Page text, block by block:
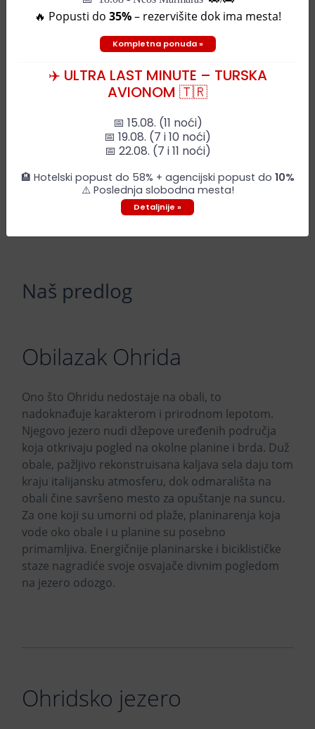
Leaflet| ©
Naš predlog
Obilazak Ohrida
Ono što Ohridu nedostaje na obali, to
nadoknađuje karakterom i prirodnom lepotom.
Njegovo jezero nudi džepove uređenih područja
koja otkrivaju pogled na okolne planine i brda. Duž
obale, pažljivo rekonstruisana kaljava sela daju tom
kraju italijansku atmosferu, dok odmarališta na
obali čine savršeno mesto za opuštanje na suncu.
Za one koji su umorni od plaže, planinarenja koja
vode oko obale i u planine su posebno
primamljiva. Energičnije planinarske i biciklističke
staze nagradiće svoje osvajače divnim pogledom
na jezero odozgo.
Ohridsko jezero
🔥 Popusti do 35%– rezervišite dok ima mesta!
Kompletna ponuda »
✈️ ULTRA LAST MINUTE – TURSKA
AVIONOM 🇹🇷
📅 15.08. (11 noći)
📅 19.08. (7 i 10 noći)
📅 22.08. (7 i 11 noći)
🏨 Hotelski popust do 58% + agencijski popust do 10%
⚠️ Poslednja slobodna mesta!
Detaljnije »